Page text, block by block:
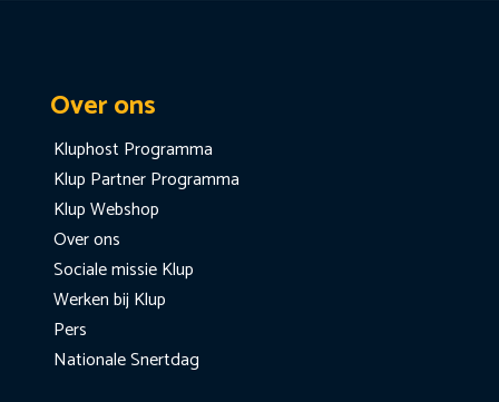
Over ons
Kluphost Programma
Klup Partner Programma
Klup Webshop
Over ons
Sociale missie Klup
Werken bij Klup
Pers
Nationale Snertdag